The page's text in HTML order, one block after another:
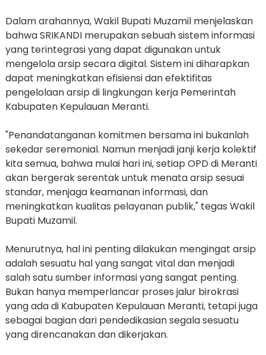
Dalam arahannya, Wakil Bupati Muzamil menjelaskan
bahwa SRIKANDI merupakan sebuah sistem informasi
yang terintegrasi yang dapat digunakan untuk
mengelola arsip secara digital. Sistem ini diharapkan
dapat meningkatkan efisiensi dan efektifitas
pengelolaan arsip di lingkungan kerja Pemerintah
Kabupaten Kepulauan Meranti.
"Penandatanganan komitmen bersama ini bukanlah
sekedar seremonial. Namun menjadi janji kerja kolektif
kita semua, bahwa mulai hari ini, setiap OPD di Meranti
akan bergerak serentak untuk menata arsip sesuai
standar, menjaga keamanan informasi, dan
meningkatkan kualitas pelayanan publik," tegas Wakil
Bupati Muzamil.
Menurutnya, hal ini penting dilakukan mengingat arsip
adalah sesuatu hal yang sangat vital dan menjadi
salah satu sumber informasi yang sangat penting.
Bukan hanya memperlancar proses jalur birokrasi
yang ada di Kabupaten Kepulauan Meranti, tetapi juga
sebagai bagian dari pendedikasian segala sesuatu
yang direncanakan dan dikerjakan.